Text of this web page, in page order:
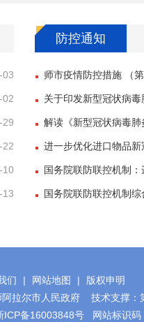
03
02
29
22
10
13
防控通知
师市疫情防控措施 （第
关于印发新型冠状病
解读《新型冠状病毒肺
进一步优化进口物品
国务院联防联控机制
国务院联防联控机制
们 | 网站地图 |
版权申明
拉尔市人民政府 技术支撑：
ICP备16003848号网站标识码